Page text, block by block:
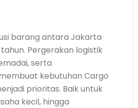
barang antara Jakarta
Pergerakan logistik
serta
kebutuhan Cargo
prioritas. Baik untuk
kecil, hingga